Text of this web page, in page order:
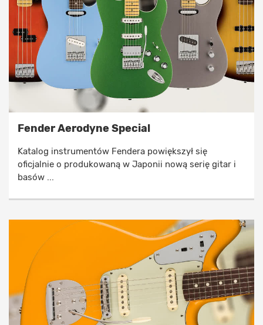
Fender Aerodyne Special
Katalog instrumentów Fendera powiększył się
oficjalnie o produkowaną w Japonii nową serię gitar i
basów ...